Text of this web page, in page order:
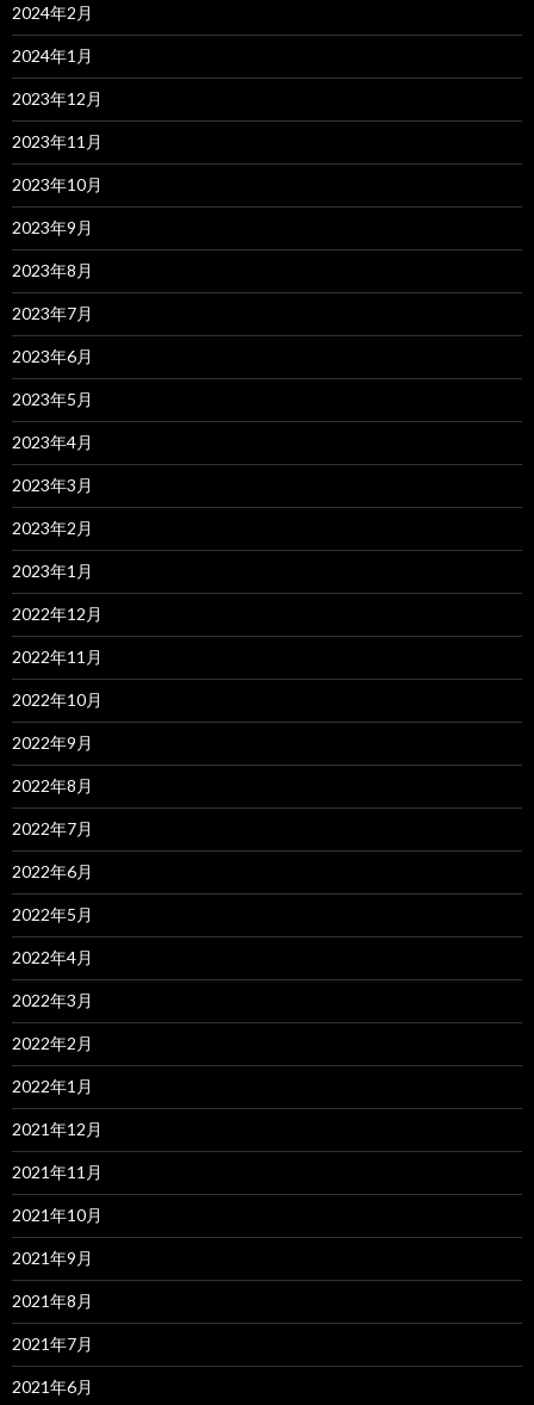
2024年2月
2024年1月
2023年12月
2023年11月
2023年10月
2023年9月
2023年8月
2023年7月
2023年6月
2023年5月
2023年4月
2023年3月
2023年2月
2023年1月
2022年12月
2022年11月
2022年10月
2022年9月
2022年8月
2022年7月
2022年6月
2022年5月
2022年4月
2022年3月
2022年2月
2022年1月
2021年12月
2021年11月
2021年10月
2021年9月
2021年8月
2021年7月
2021年6月